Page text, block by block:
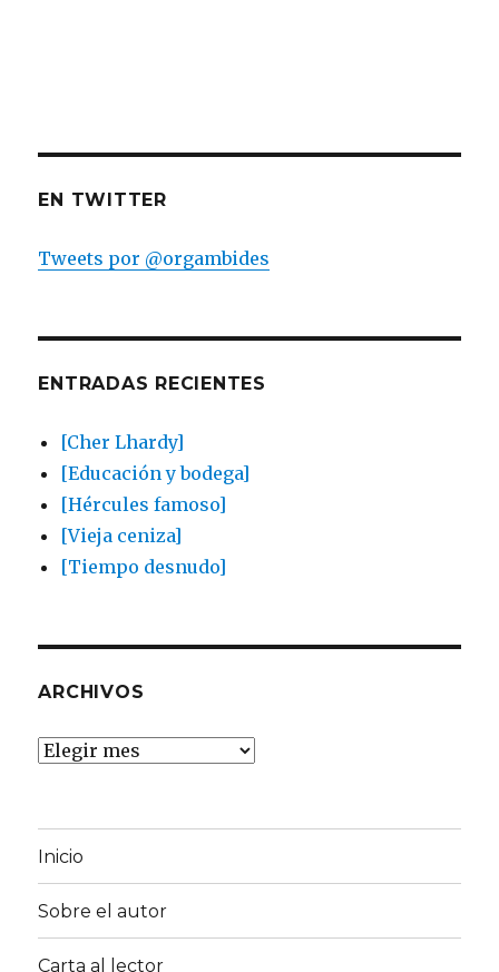
EN TWITTER
Tweets por @orgambides
ENTRADAS RECIENTES
[Cher Lhardy]
[Educación y bodega]
[Hércules famoso]
[Vieja ceniza]
[Tiempo desnudo]
ARCHIVOS
Archivos
Inicio
Sobre el autor
Carta al lector